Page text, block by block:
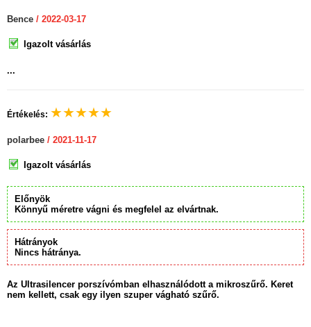
Bence / 2022-03-17
Igazolt vásárlás
...
Értékelés: ★★★★★
polarbee / 2021-11-17
Igazolt vásárlás
Előnyök
Könnyű méretre vágni és megfelel az elvártnak.
Hátrányok
Nincs hátránya.
Az Ultrasilencer porszívómban elhasználódott a mikroszűrő. Keret
nem kellett, csak egy ilyen szuper vágható szűrő.